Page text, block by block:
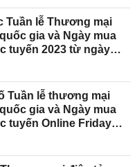
Tuần lễ Thương mại
gia và Ngày mua
tuyến 2023 từ ngày
Tuần lễ thương mại
gia và Ngày mua
tuyến Online Friday